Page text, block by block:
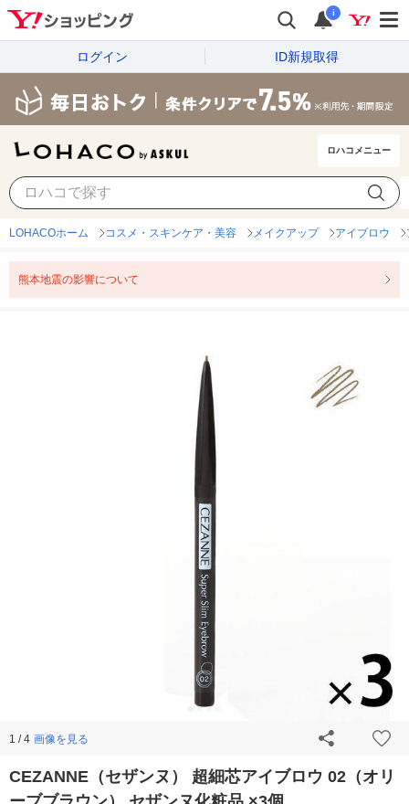
i
ログイン ID新規取得
ロハコメニュー
LOHACOホーム コスメ・スキンケア・美容 メイクアップ アイブロウ
熊本地震の影響について
1 / 4 画像を見る
CEZANNE（セザンヌ） 超細芯アイブロウ 02（オリ